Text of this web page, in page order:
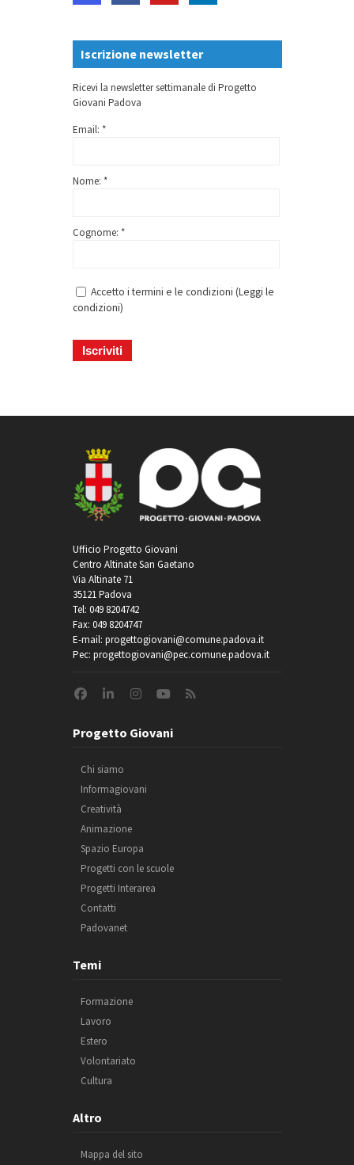
Iscrizione newsletter
Ricevi la newsletter settimanale di Progetto
Giovani Padova
Email: *
Nome: *
Cognome: *
Accetto i termini e le condizioni (Leggi le
condizioni)
Ufficio Progetto Giovani
Centro Altinate San Gaetano
Via Altinate 71
35121 Padova
Tel: 049 8204742
Fax: 049 8204747
E-mail: progettogiovani@comune.padova.it
Pec: progettogiovani@pec.comune.padova.it
Progetto Giovani
Chi siamo
Informagiovani
Creatività
Animazione
Spazio Europa
Progetti con le scuole
Progetti Interarea
Contatti
Padovanet
Temi
Formazione
Lavoro
Estero
Volontariato
Cultura
Altro
Mappa del sito